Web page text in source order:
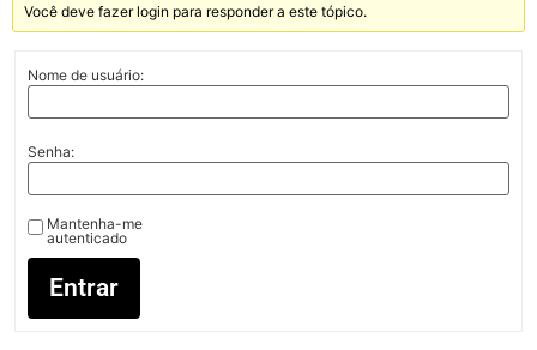
Você deve fazer login para responder a este tópico.
Nome de usuário:
Senha:
Mantenha-me
autenticado
Entrar